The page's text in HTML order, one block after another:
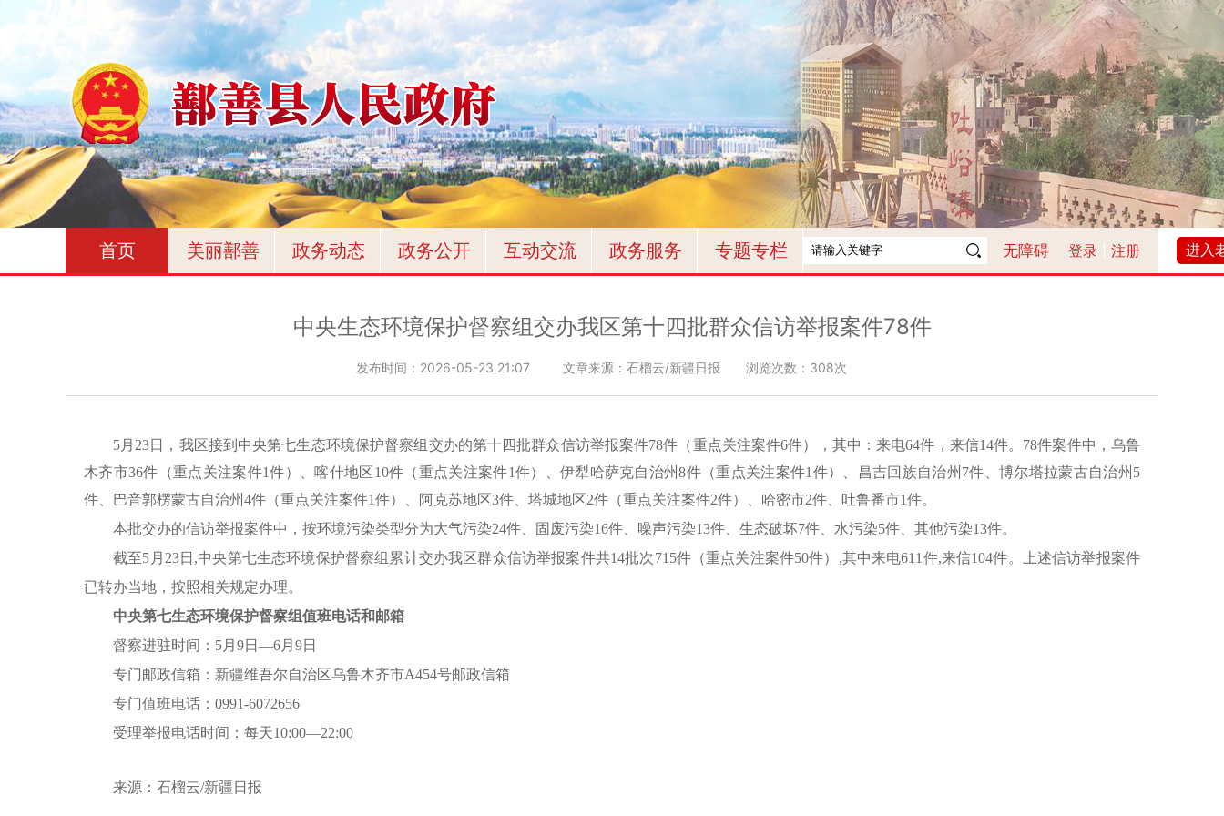
首页 美丽鄯善 政务动态 政务公开 互动交流 政务服务 专题专栏 无障碍 登录| 注册 进入
中央生态环境保护督察组交办我区第十四批群众信访举报案件78件
发布时间： 2026-05-23 21:07 文章来源：石榴云/新疆日报 浏览次数： 308次
5月23日，我区接到中央第七生态环境保护督察组交办的第十四批群众信访举报案件78件（重点关注案件6件），其中：来电64件，来信14件。78件案件中，乌鲁
木齐市36件（重点关注案件1件）、喀什地区10件（重点关注案件1件）、伊犁哈萨克自治州8件（重点关注案件1件）、昌吉回族自治州7件、博尔塔拉蒙古自治州5
件、巴音郭楞蒙古自治州4件（重点关注案件1件）、阿克苏地区3件、塔城地区2件（重点关注案件2件）、哈密市2件、吐鲁番市1件。
本批交办的信访举报案件中，按环境污染类型分为大气污染24件、固废污染16件、噪声污染13件、生态破坏7件、水污染5件、其他污染13件。
截至5月23日,中央第七生态环境保护督察组累计交办我区群众信访举报案件共14批次715件（重点关注案件50件）,其中来电611件,来信104件。上述信访举报案件
已转办当地，按照相关规定办理。
中央第七生态环境保护督察组值班电话和邮箱
督察进驻时间： 5月9日—6月9日
专门邮政信箱：新疆维吾尔自治区乌鲁木齐市A454号邮政信箱
专门值班电话： 0991-6072656
受理举报电话时间：每天10:00—22:00
来源：石榴云/新疆日报